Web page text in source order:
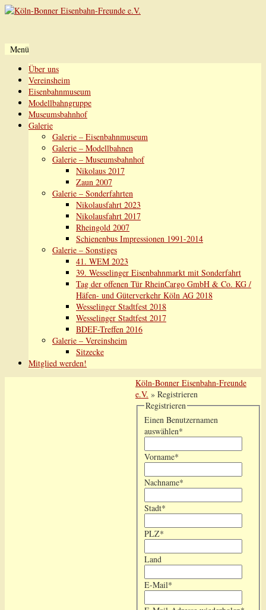
Menü
Zum
Inhalt
springen
Über uns
Vereinsheim
Eisenbahnmuseum
Modellbahngruppe
Museumsbahnhof
Galerie
Galerie – Eisenbahnmuseum
Galerie – Modellbahnen
Galerie – Museumsbahnhof
Nikolaus 2017
Zaun 2007
Galerie – Sonderfahrten
Nikolausfahrt 2023
Nikolausfahrt 2017
Rheingold 2007
Schienenbus Impressionen 1991-2014
Galerie – Sonstiges
41. WEM 2023
39. Wesselinger Eisenbahnmarkt mit Sonderfahrt
Tag der offenen Tür RheinCargo GmbH & Co. KG /
Häfen- und Güterverkehr Köln AG 2018
Wesselinger Stadtfest 2018
Wesselinger Stadtfest 2017
BDEF-Treffen 2016
Galerie – Vereinsheim
Sitzecke
Mitglied werden!
Köln-Bonner Eisenbahn-Freunde
e.V. » Registrieren
Registrieren
Einen Benutzernamen
auswählen*
Vorname*
Nachname*
Stadt*
PLZ*
Land
E-Mail*